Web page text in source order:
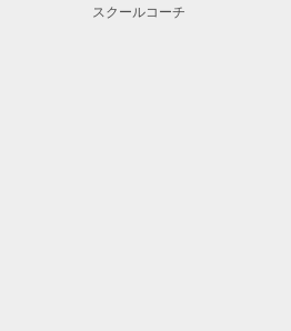
スクールコーチ